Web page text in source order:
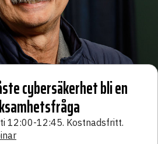
cybersäkerhet bli en
12:00-12:45. Kostnadsfritt.